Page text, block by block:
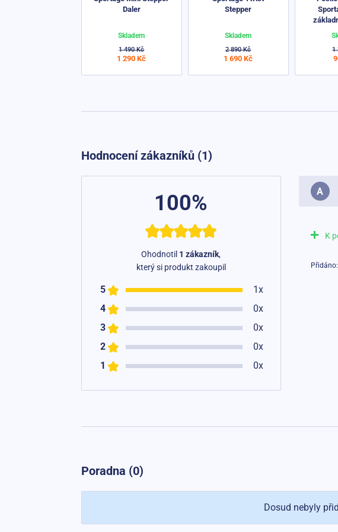
Daler
1 490 Kč
1 290 Kč
Skladem
Stepper
2 890 Kč
1 690 Kč
Skladem
1
Hodnocení zákazníků (1)
100%
Ohodnotil 1 zákazník,
který si produkt zakoupil
5
1x
4
0x
3
0x
2
0x
1
0x
A
K
Poradna (0)
Dosud nebyly